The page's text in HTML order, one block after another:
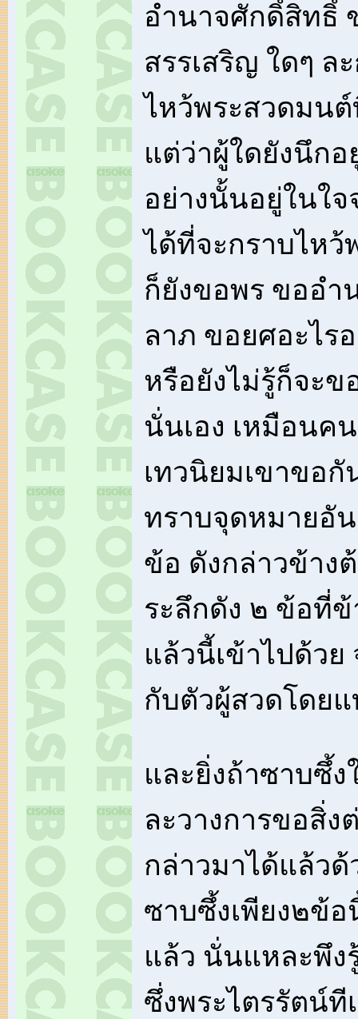
อำนาจศักดิ์สิทธิ์
สรรเสริญ ใดๆ ล
ไหว้พระสวดมน
แต่ว่าผู้ใดยังนึกอ
อย่างนั้นอยู่ในใจ
ได้ที่จะกราบไห
ก็ยังขอพร ขออำ
ลาภ ขอยศอะไร
หรือยังไม่รู้ก็จะข
นั่นเอง เหมือนค
เทวนิยมเขาขอ
ทราบจุดหมายอั
ข้อ ดังกล่าวข้าง
ระลึกดัง ๒ ข้อที่ข้
แล้วนี้เข้าไปด้วย
กับตัวผู้สวดโดยแ
และยิ่งถ้าซาบซึ้
ละวางการขอสิ่ง
กล่าวมาได้แล้ว
ซาบซึ้งเพียง๒ข้
แล้ว นั่นแหละพึง
ซึ่งพระไตรรัตน์ที